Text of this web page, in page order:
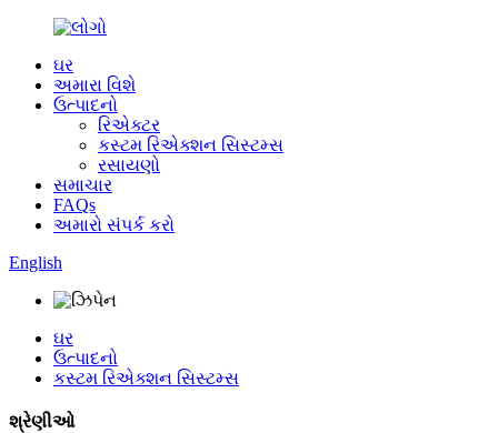
ઘર
અમારા વિશે
ઉત્પાદનો
રિએક્ટર
કસ્ટમ રિએક્શન સિસ્ટમ્સ
રસાયણો
સમાચાર
FAQs
અમારો સંપર્ક કરો
English
ઘર
ઉત્પાદનો
કસ્ટમ રિએક્શન સિસ્ટમ્સ
શ્રેણીઓ